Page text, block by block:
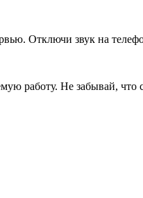
Отключи звук на
работу. Не забывай, что